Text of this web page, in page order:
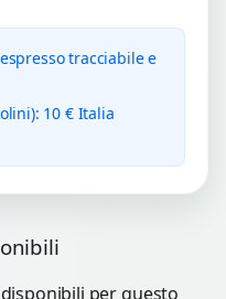
tracciabile e
10 € Italia
per questo